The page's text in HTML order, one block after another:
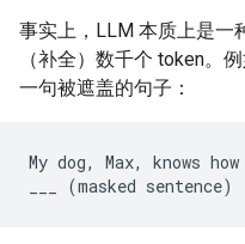
事实上，LLM 本质上是一
（补全）数千个 token。
一句被遮盖的句子：
My dog, Max, knows